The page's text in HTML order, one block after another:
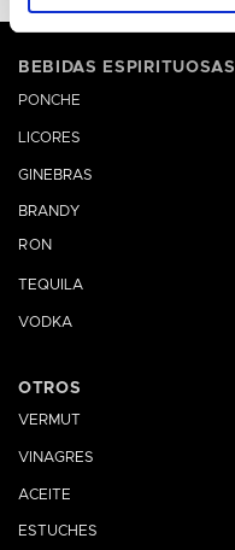
BEBIDAS ESPIRITUOSAS
PONCHE
LICORES
GINEBRAS
BRANDY
RON
TEQUILA
VODKA
OTROS
VERMUT
VINAGRES
ACEITE
ESTUCHES